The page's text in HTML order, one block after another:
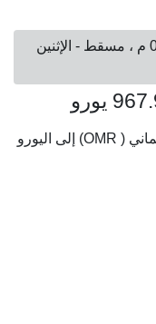
تحديث: الإثنين 10 أغسطس 2026, 06:55 م ، مسقط - الإثنين
يتم عرض أسعار الصرف من 430 ريال عماني ( OMR) إلى اليورو